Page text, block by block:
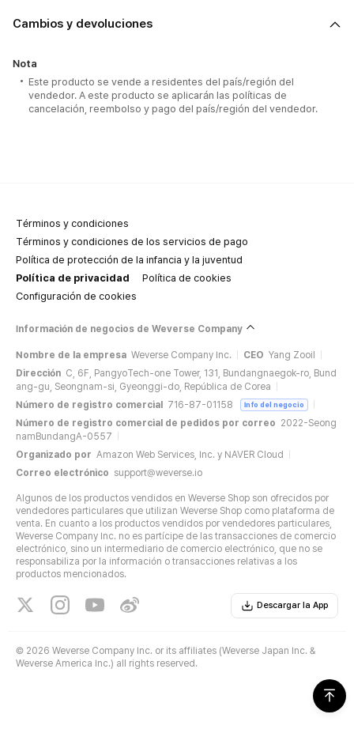
Cambios y devoluciones
Nota
Este producto se vende a residentes del país/región del
vendedor. A este producto se aplicarán las políticas de
cancelación, reembolso y pago del país/región del vendedor.
Términos y condiciones
Términos y condiciones de los servicios de pago
Política de protección de la infancia y la juventud
Política de privacidad
Política de cookies
Configuración de cookies
Información de negocios de Weverse Company
Nombre de la empresa Weverse Company Inc. CEO Yang Zooil
Dirección C, 6F, PangyoTech-one Tower, 131, Bundangnaegok-ro, Bund
ang-gu, Seongnam-si, Gyeonggi-do, República de Corea
Número de registro comercial
716-87-01158 Info del negocio
Número de registro comercial de pedidos por correo 2022-Seong
namBundangA-0557
Organizado por Amazon Web Services, Inc. y NAVER Cloud
Correo electrónico support@weverse.io
Algunos de los productos vendidos en Weverse Shop son ofrecidos por
vendedores particulares que utilizan Weverse Shop como plataforma de
venta. En cuanto a los productos vendidos por vendedores particulares,
Weverse Company Inc. no es partícipe de las transacciones de comercio
electrónico, sino un intermediario de comercio electrónico, que no se
responsabiliza por la información o transacciones relativas a los
productos mencionados.
Descargar la App
© 2026 Weverse Company Inc. or its affiliates (Weverse Japan Inc. &
Weverse America Inc.) all rights reserved.